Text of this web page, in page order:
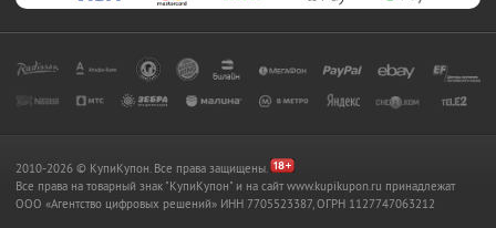
2010-2026 © КупиКупон. Все права защищены.
Все права на товарный знак "КупиКупон" и на сайт www.kupikupon.ru принадлежат
OOO «Агентство цифровых решений» ИНН 7705523387, ОГРН 1127747063212